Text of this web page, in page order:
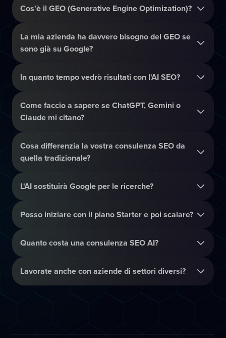
Cos'è il GEO (Generative Engine Optimization)?
La mia azienda ha davvero bisogno del GEO se
sono già su Google?
In quanto tempo vedrò risultati con l'AI SEO?
Come faccio a sapere se ChatGPT, Gemini o
Claude mi citano?
Cosa differenzia la vostra consulenza SEO da
quella tradizionale?
L'AI sostituirà Google per le ricerche?
Posso iniziare con il piano Starter e poi scalare?
Quanto costa una consulenza SEO AI?
Lavorate anche con aziende di settori diversi?